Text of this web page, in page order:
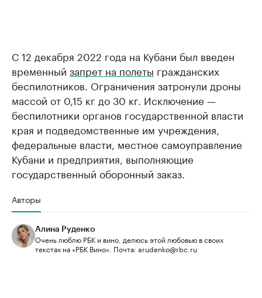
С 12 декабря 2022 года на Кубани был введен
временный запрет на полеты гражданских
беспилотников. Ограничения затронули дроны
массой от 0,15 кг до 30 кг. Исключение —
беспилотники органов государственной власти
края и подведомственные им учреждения,
федеральные власти, местное самоуправление
Кубани и предприятия, выполняющие
государственный оборонный заказ.
Авторы
Алина Руденко
Очень люблю РБК и вино, делюсь этой любовью в своих
текстах на «РБК Вино». Почта: arudenko@rbc.ru